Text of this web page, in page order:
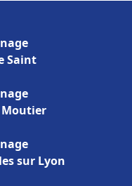
Saint
Moutier
sur Lyon